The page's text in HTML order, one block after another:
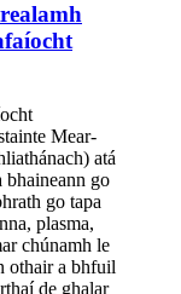
Mear-
atá
bhaineann go
go tapa
plasma,
chúnamh le
othair a bhfuil
de ghalar